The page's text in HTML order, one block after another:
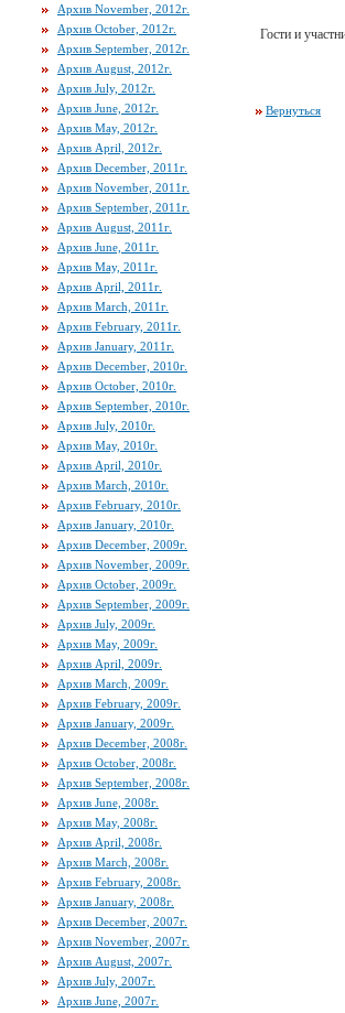
Архив November, 2012г.
Архив October, 2012г.
Архив September, 2012г.
Архив August, 2012г.
Архив July, 2012г.
Архив June, 2012г.
Архив May, 2012г.
Архив April, 2012г.
Архив December, 2011г.
Архив November, 2011г.
Архив September, 2011г.
Архив August, 2011г.
Архив June, 2011г.
Архив May, 2011г.
Архив April, 2011г.
Архив March, 2011г.
Архив February, 2011г.
Архив January, 2011г.
Архив December, 2010г.
Архив October, 2010г.
Архив September, 2010г.
Архив July, 2010г.
Архив May, 2010г.
Архив April, 2010г.
Архив March, 2010г.
Архив February, 2010г.
Архив January, 2010г.
Архив December, 2009г.
Архив November, 2009г.
Архив October, 2009г.
Архив September, 2009г.
Архив July, 2009г.
Архив May, 2009г.
Архив April, 2009г.
Архив March, 2009г.
Архив February, 2009г.
Архив January, 2009г.
Архив December, 2008г.
Архив October, 2008г.
Архив September, 2008г.
Архив June, 2008г.
Архив May, 2008г.
Архив April, 2008г.
Архив March, 2008г.
Архив February, 2008г.
Архив January, 2008г.
Архив December, 2007г.
Архив November, 2007г.
Архив August, 2007г.
Архив July, 2007г.
Архив June, 2007г.
Гости и
Вернуться